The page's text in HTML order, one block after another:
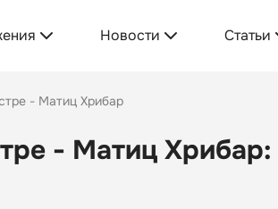
Новости Статьи
- Матиц Хрибар
- Матиц Хрибар: